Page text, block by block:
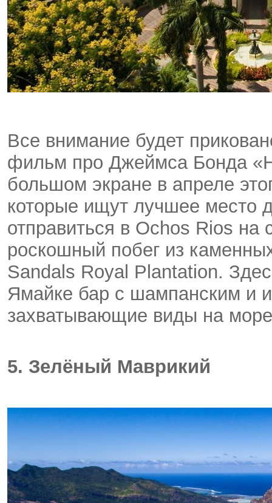
Все внимание будет
фильм про Джеймса Бонда
большом экране в апреле
которые ищут лучшее место
отправиться в Ochos Rios
роскошный побег из
Sandals Royal Plantation.
Ямайке бар с шампанским и
захватывающие виды на
5. Зелёный Маврикий